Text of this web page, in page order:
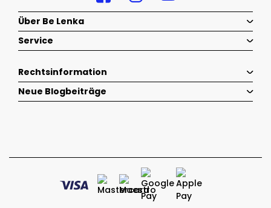
Über Be Lenka
Service
Rechtsinformation
Neue Blogbeiträge